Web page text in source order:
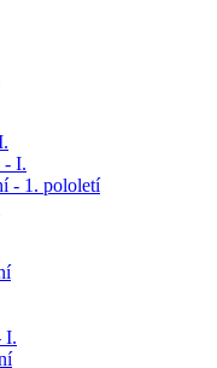
- I.
- 1. pololetí
I.